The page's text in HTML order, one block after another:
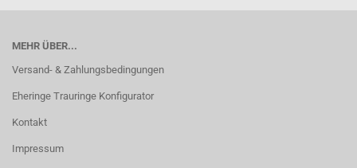
MEHR ÜBER...
Versand- & Zahlungsbedingungen
Eheringe Trauringe Konfigurator
Kontakt
Impressum